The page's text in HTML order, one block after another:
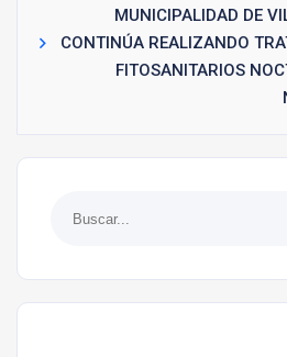
MUNICIPALIDAD DE
CONTINÚA REALIZANDO
FITOSANITARIOS